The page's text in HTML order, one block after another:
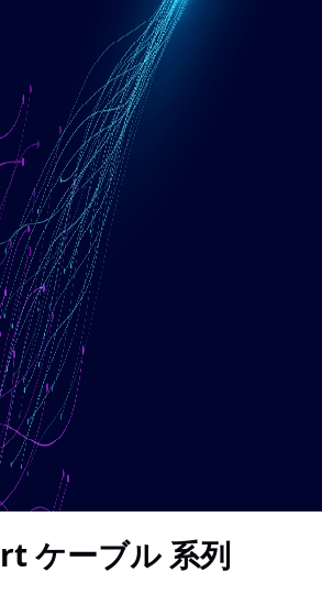
ケーブル 系列